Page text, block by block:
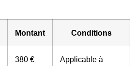
Montant Conditions
380 €
Applicable à